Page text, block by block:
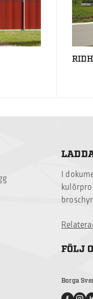
I
FÖLJ
Borga